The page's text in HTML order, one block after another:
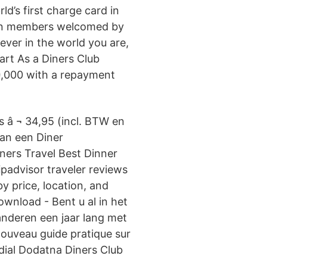
first charge card in
members welcomed by
in the world you are,
As a Diners Club
with a repayment
â ¬ 34,95 (incl. BTW en
een Diner
Travel Best Dinner
traveler reviews
price, location, and
- Bent u al in het
een jaar lang met
guide pratique sur
Dodatna Diners Club